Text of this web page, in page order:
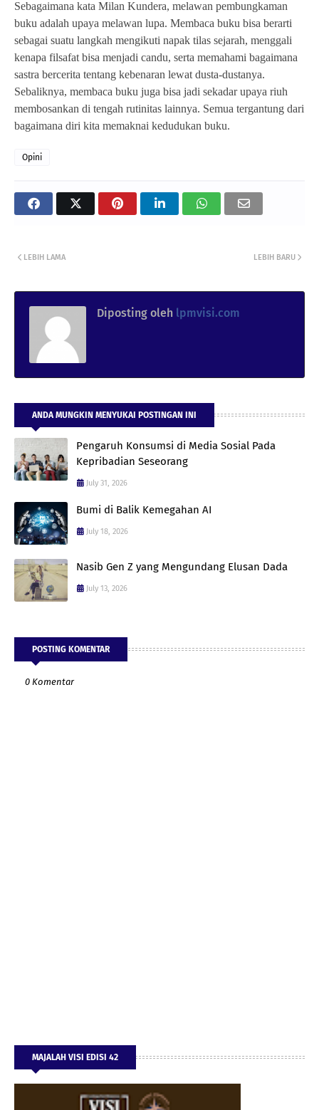
Sebagaimana kata Milan Kundera, melawan pembungkaman
buku adalah upaya melawan lupa. Membaca buku bisa berarti
sebagai suatu langkah mengikuti napak tilas sejarah, menggali
kenapa filsafat bisa menjadi candu, serta memahami bagaimana
sastra bercerita tentang kebenaran lewat dusta-dustanya.
Sebaliknya, membaca buku juga bisa jadi sekadar upaya riuh
membosankan di tengah rutinitas lainnya. Semua tergantung dari
bagaimana diri kita memaknai kedudukan buku.
Opini
LEBIH BARU
LEBIH LAMA
Diposting oleh lpmvisi.com
ANDA MUNGKIN MENYUKAI POSTINGAN INI
Pengaruh Konsumsi di Media Sosial Pada
Kepribadian Seseorang
July 31, 2026
Bumi di Balik Kemegahan AI
July 18, 2026
Nasib Gen Z yang Mengundang Elusan Dada
July 13, 2026
POSTING KOMENTAR
0 Komentar
MAJALAH VISI EDISI 42